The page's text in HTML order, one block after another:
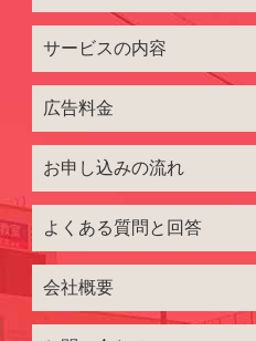
サービスの内容
広告料金
お申し込みの流れ
よくある質問と回答
会社概要